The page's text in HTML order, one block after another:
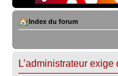
Index du forum
L’administrateur